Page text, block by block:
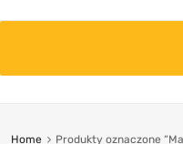
Home Produkty oznaczone